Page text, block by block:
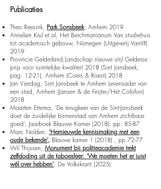
Publicaties
Theo Reesink, Park Sonsbeek, Arnhem 2019
Annelien Krul et al, Het Berchmanianum Van studiehuis
tot academisch gebouw, Nijmegen (Uitgeverij Vantilt)
2019
Provincie Gelderland,Landschap nieuwe stijl Gelderse
prijs voor ruimtelijke kwaliteit 2018 (Sint Jansbeek,
pag. 12-21), Arnhem (Coers & Roest) 2018
Jan Vierdag, Sint Jansbeek te Arnhem Levensader van
een stad, Arnhem (Jansen & de Feijter/Het Colofon)
2018
Maarten Ettema, ‘De terugkeer van de Sint-Jansbeek
doet de zuidelijke binnenstad van Arnhem zichtbaar
goed’, Jaarboek Blauwe Kamer (2018), pp. 85-87
Marc Nolden, ‘Hernieuwde kennismaking met een
oude bekende’, Blauwe kamer 1 (2018) , pp.72-77
Wil Thijssen, Monument bij politieacademie trekt
zelfdoding uit de taboesfeer: ‘We moeten het er juist
wél over hebben’, De Volkskrant (2025)